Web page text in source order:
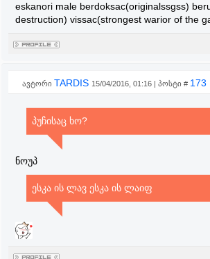
eskanori male berdoksac(originalssgss)
destruction) vissac(strongest warior of the
ავტორი TARDIS 15/04/2016, 01:16 | პოსტი # 173
პუჩისაც ხო?
ნოუპ
ესკა ის ლავ ესკა ის ლაიფ